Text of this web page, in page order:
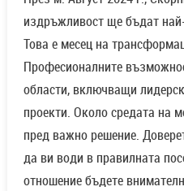
издръжливост ще бъдат
Това е месец на
Професионалните
области, включващи
проекти. Около средата на
пред важно решение.
да ви води в правилната
отношение бъдете